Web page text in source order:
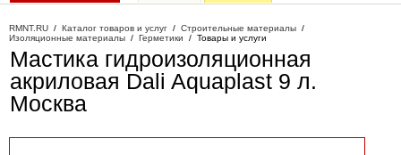
RMNT.RU / Каталог товаров и услуг / Строительные материалы /
Изоляционные материалы / Герметики / Товары и услуги
Мастика гидроизоляционная
акриловая Dali Aquaplast 9 л.
Москва